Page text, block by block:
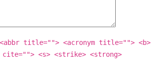
title=""> <acronym title=""> <b>
cite=""> <s> <strike> <strong>